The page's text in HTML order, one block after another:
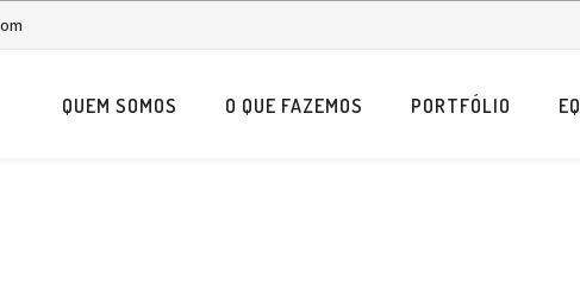
QUEM SOMOS O QUE FAZEMOS PORTFÓLIO